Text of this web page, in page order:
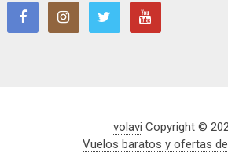
volavi Copyright ©
Vuelos baratos y ofertas